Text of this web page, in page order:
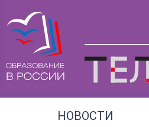
НОВОСТИ